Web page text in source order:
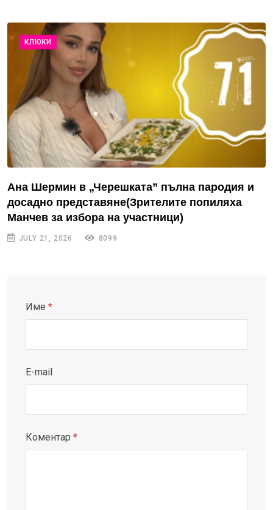
КЛЮКИ
Ана Шермин в „Черешката” пълна пародия и
досадно представяне(Зрителите попиляха
Манчев за избора на участници)
JULY 21, 2026 8099
Име *
E-mail
Коментар *